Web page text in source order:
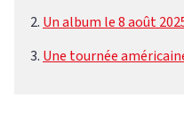
Un album le 8 août
Une tournée